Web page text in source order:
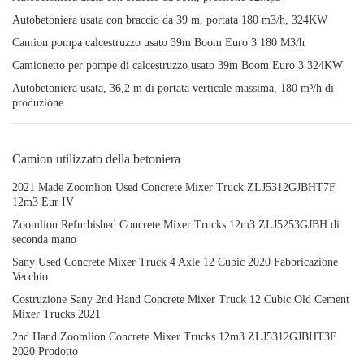
Autobetoniera usata con braccio da 39 m, portata 180 m3/h, 324KW
Camion pompa calcestruzzo usato 39m Boom Euro 3 180 M3/h
Camionetto per pompe di calcestruzzo usato 39m Boom Euro 3 324KW
Autobetoniera usata, 36,2 m di portata verticale massima, 180 m³/h di
produzione
Camion utilizzato della betoniera
2021 Made Zoomlion Used Concrete Mixer Truck ZLJ5312GJBHT7F
12m3 Eur IV
Zoomlion Refurbished Concrete Mixer Trucks 12m3 ZLJ5253GJBH di
seconda mano
Sany Used Concrete Mixer Truck 4 Axle 12 Cubic 2020 Fabbricazione
Vecchio
Costruzione Sany 2nd Hand Concrete Mixer Truck 12 Cubic Old Cement
Mixer Trucks 2021
2nd Hand Zoomlion Concrete Mixer Trucks 12m3 ZLJ5312GJBHT3E
2020 Prodotto